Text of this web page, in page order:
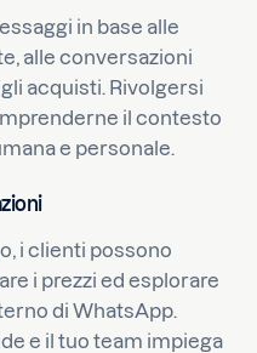
in base alle
alle conversazioni
acquisti. Rivolgersi
il contesto
e personale.
i clienti possono
i prezzi ed esplorare
di WhatsApp.
e il tuo team impiega